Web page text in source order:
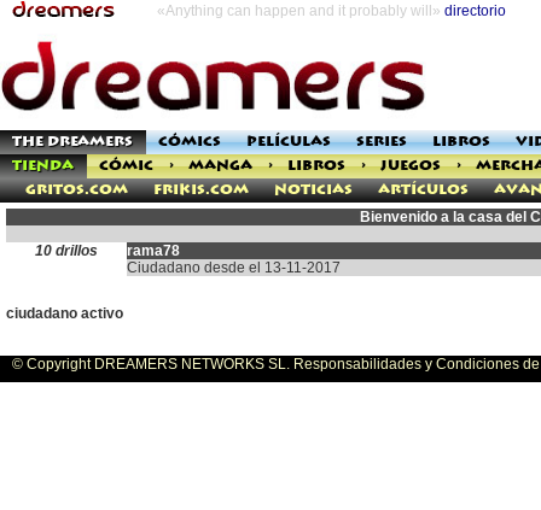
«Anything can happen and it probably will» directorio
THE DREAMERS CÓMICS PELÍCULAS SERIES LIBROS
TIENDA
CÓMIC > MANGA > LIBROS > JUEGOS >
Gritos.com
Frikis.com Noticias Artículos
Bienvenido a la casa del
10 drillos
rama78
Ciudadano desde el 13-11-2017
ciudadano activo
© Copyright DREAMERS NETWORKS SL. Responsabilidades y Condiciones